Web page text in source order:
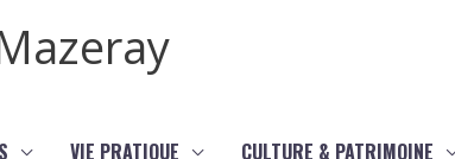
VIE PRATIQUE CULTURE & PATRIMOINE